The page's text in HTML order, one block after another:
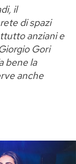
il
di spazi
anziani e
Gori
bene la
anche